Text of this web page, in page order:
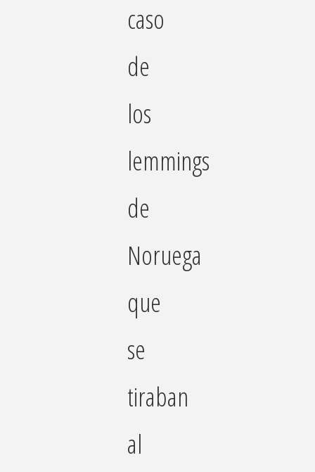
caso
de
los
lemmings
de
Noruega
que
se
tiraban
al